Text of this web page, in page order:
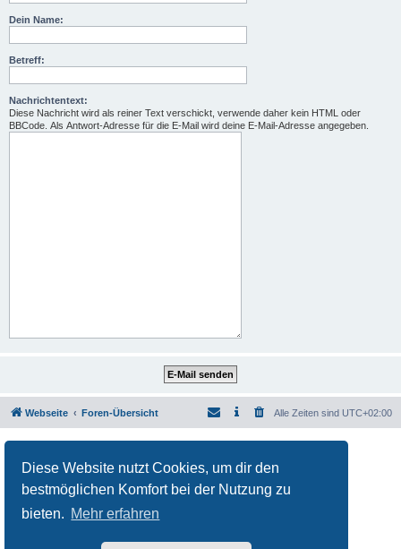
Diese Website nutzt Cookies, um dir den
bestmöglichen Komfort bei der Nutzung zu
bieten. Mehr erfahren
Dein Name:
Betreff:
Nachrichtentext:
Diese Nachricht wird als reiner Text verschickt, verwende daher kein HTML oder
BBCode. Als Antwort-Adresse für die E-Mail wird deine E-Mail-Adresse angegeben.
Webseite Foren-Übersicht Alle Zeiten sind UTC+02:00
Deutsche Übersetzung durchphpBB.de
Nutzungsbedingungen